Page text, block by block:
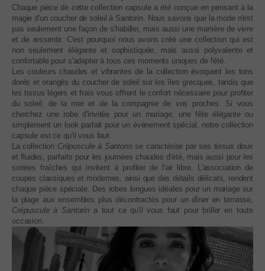
Chaque pièce de cette collection capsule a été conçue en pensant à la
magie d'un coucher de soleil à Santorin. Nous savons que la mode n'est
pas seulement une façon de s'habiller, mais aussi une manière de vivre
et de ressentir. C'est pourquoi nous avons créé une collection qui est
non seulement élégante et sophistiquée, mais aussi polyvalente et
confortable pour s'adapter à tous ces moments uniques de l'été.
Les couleurs chaudes et vibrantes de la collection évoquent les tons
dorés et orangés du coucher de soleil sur les îles grecques, tandis que
les tissus légers et frais vous offrent le confort nécessaire pour profiter
du soleil, de la mer et de la compagnie de vos proches. Si vous
cherchez une robe d'invitée pour un mariage, une fête élégante ou
simplement un look parfait pour un événement spécial, notre collection
capsule est ce qu'il vous faut.
La collection Crépuscule à Santorinse caractérise par ses tissus doux
et fluides, parfaits pour les journées chaudes d'été, mais aussi pour les
soirées fraîches qui invitent à profiter de l'air libre. L'association de
coupes classiques et modernes, ainsi que des détails délicats, rendent
chaque pièce spéciale. Des robes longues idéales pour un mariage sur
la plage aux ensembles plus décontractés pour un dîner en terrasse,
Crépuscule à Santorin a tout ce qu'il vous faut pour briller en toute
occasion.